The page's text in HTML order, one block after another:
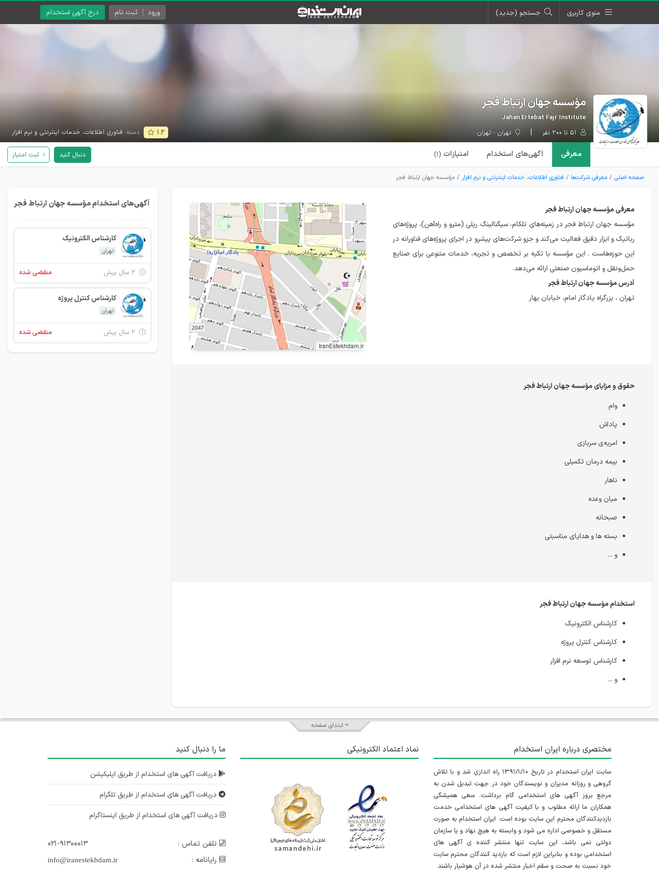
منوی کاربری جستجو (جدید) درج آگهی استخدام ورود ثبت نام
مؤسسه جهان ارتباط فجر
Jahan Ertebat Fajr Institute
تهران - تهران ۱.۲ دسته: فناوری اطلاعات، خدمات اینترنتی و نرم افزار
معرفی آگهی‌های استخدام امتیازات (۱) دنبال کنید ثبت امتیاز
صفحه اصلی معرفی شرکت‌ها فناوری اطلاعات، خدمات اینترنتی و نرم افزار مؤسسه جهان ارتباط فجر
معرفی مؤسسه جهان ارتباط فجر
مؤسسه جهان ارتباط فجر در زمینه‌های تلکام، سیگنالینگ ریلی (مترو و راه‌آهن)، پروژه‌های
رباتیک و ابزار دقیق فعالیت می‌کند و جزو شرکت‌های پیشرو در اجرای پروژه‌های فناورانه در
این حوزه‌هاست . این مؤسسه با تکیه بر تخصص و تجربه، خدمات متنوعی برای صنایع
حمل‌ونقل و اتوماسیون صنعتی ارائه می‌دهد.
آدرس مؤسسه جهان ارتباط فجر
تهران ، بزرگراه یادگار امام، خیابان بهار
IranEstekhdam.ir
حقوق و مزایای مؤسسه جهان ارتباط فجر
وام
پاداش
امریه‌ی سربازی
بیمه درمان تکمیلی
ناهار
میان وعده
صبحانه
بسته ها و هدایای مناسبتی
و ...
استخدام مؤسسه جهان ارتباط فجر
کارشناس الکترونیک
کارشناس کنترل پروژه
کارشناس توسعه نرم افزار
و ...
آگهی‌های استخدام مؤسسه جهان ارتباط فجر
کارشناس الکترونیک
تهران
منقضی شده
کارشناس کنترل پروژه
تهران
منقضی شده
ابتدای صفحه
مختصری درباره ایران استخدام
سایت ایران استخدام در تاریخ ۱۳۹۱/۱/۱۰ راه اندازی شد و با تلاش
گروهی و روزانه مدیران و نویسندگان خود در جهت تبدیل شدن به
مرجع بروز آگهی های استخدامی گام برداشت. سعی همیشگی
همکاران ما ارائه مطلوب و با کیفیت آگهی های استخدامی خدمت
بازدیدکنندگان محترم این سایت بوده است. ایران استخدام به صورت
مستقل و خصوصی اداره می شود و وابسته به هیچ نهاد و یا سازمان
دولتی نمی باشد، این سایت تنها منتشر کننده ی آگهی های
استخدامی بوده و بنابراین لازم است که بازدید کنندگان محترم سایت
خود نسبت به صحت و سقم اخبار منتشر شده در آن هوشیار باشند.
نماد اعتماد الکترونیکی ما را دنبال کنید
دریافت آگهی های استخدام از طریق اپلیکیشن
دریافت آگهی های استخدام از طریق تلگرام
دریافت آگهی های استخدام از طریق اینستاگرام
تلفن تماس :
۰۲۱-۹۱۳۰۰۰۱۳
رایانامه :
info@iranestekhdam.ir